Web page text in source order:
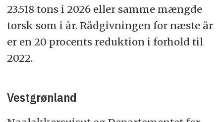
23.518 tons i 2026 eller samme mængde
torsk som i år. Rådgivningen for næste år
er en 20 procents reduktion i forhold til
2022.
Vestgrønland